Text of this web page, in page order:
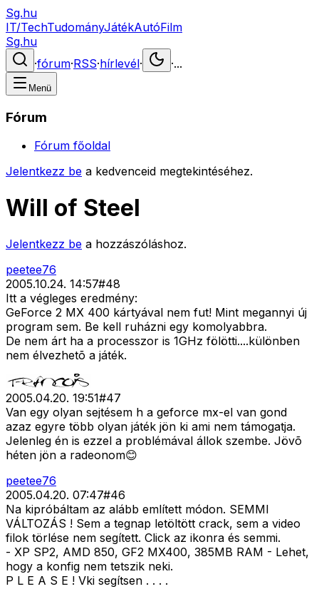
Sg.hu
IT/TechTudományJátékAutóFilm
Sg.hu
·fórum·RSS·hírlevél· ·...
Menü
Fórum
Fórum főoldal
Jelentkezz be a kedvenceid megtekintéséhez.
Will of Steel
Jelentkezz be a hozzászóláshoz.
peetee76
2005.10.24. 14:57#48
Itt a végleges eredmény:
GeForce 2 MX 400 kártyával nem fut! Mint megannyi új
program sem. Be kell ruházni egy komolyabbra.
De nem árt ha a processzor is 1GHz fölötti....különben
nem élvezhetõ a játék.
2005.04.20. 19:51#47
Van egy olyan sejtésem h a geforce mx-el van gond
azaz egyre több olyan játék jön ki ami nem támogatja.
Jelenleg én is ezzel a problémával állok szembe. Jövõ
héten jön a radeonom😊
peetee76
2005.04.20. 07:47#46
Na kipróbáltam az alább említett módon. SEMMI
VÁLTOZÁS ! Sem a tegnap letöltött crack, sem a video
filok törlése nem segített. Click az ikonra és semmi.
- XP SP2, AMD 850, GF2 MX400, 385MB RAM - Lehet,
hogy a konfig nem tetszik neki.
P L E A S E ! Vki segítsen . . . .